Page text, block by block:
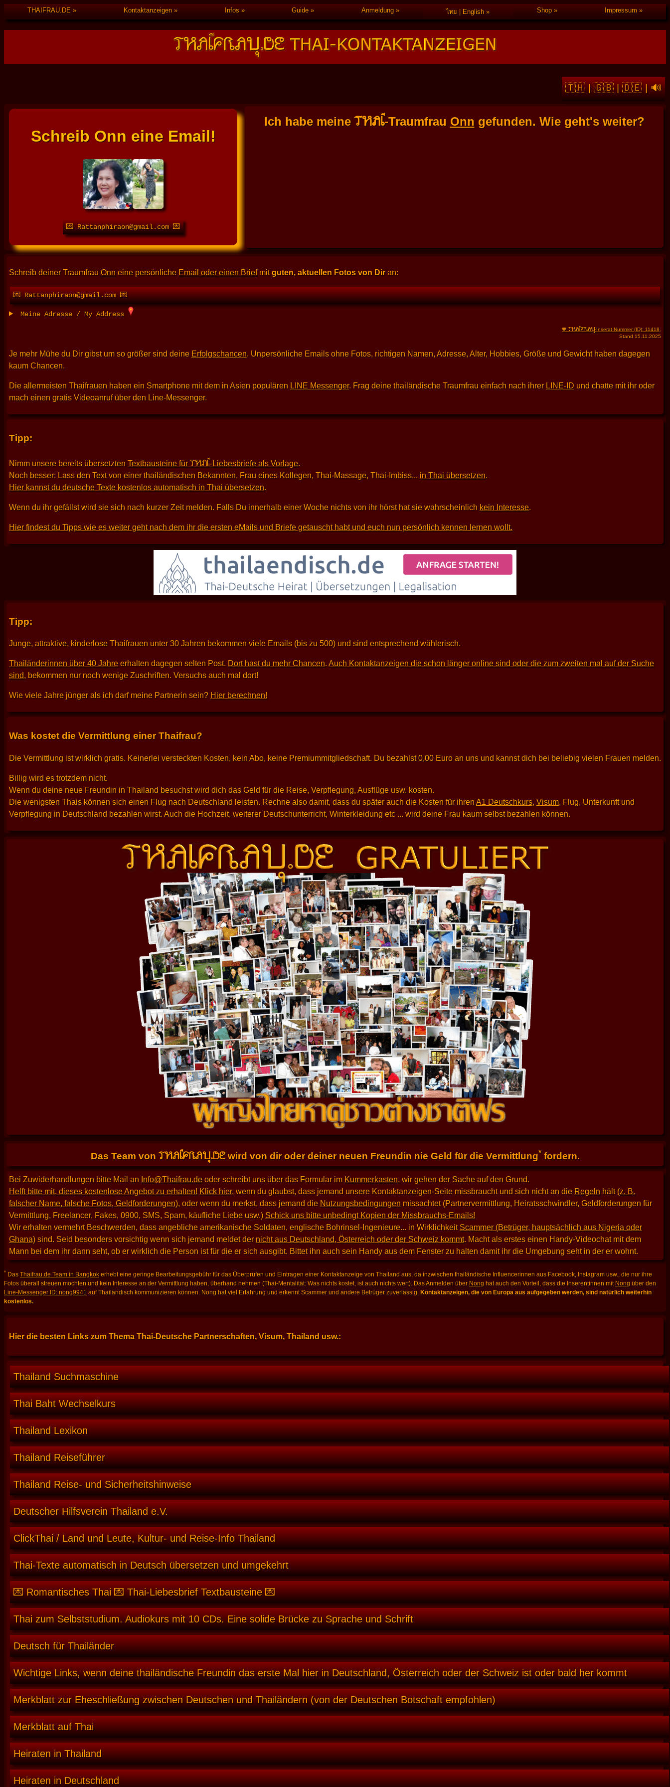
THAIFRAU.DE Kontaktanzeigen Infos Guide Anmeldung ไทย | English Shop Impressum
🇹🇭|🇬🇧|🇩🇪|🔊
Schreib Onn eine Email!
💌 Rattanphiraon@gmail.com 💌
Ich habe meineTHAI-Traumfrau Onngefunden. Wie geht's weiter?
Schreib deiner Traumfrau Onn eine persönliche Email oder einen Briefmitguten, aktuellen Fotos von Diran:
💌 Rattanphiraon@gmail.com 💌
Meine Adresse / My Address
🧡 THAIFRAU-Inserat Nummer (ID): 11418,
Stand 15.11.2025
Je mehr Mühe du Dir gibst um so größer sind deine Erfolgschancen. Unpersönliche Emails ohne Fotos, richtigen Namen, Adresse, Alter, Hobbies, Größe und Gewicht haben dagegen
kaum Chancen.
Die allermeisten Thaifrauen haben ein Smartphone mit dem in Asien populären LINE Messenger. Frag deine thailändische Traumfrau einfach nach ihrer LINE-ID und chatte mit ihr oder
mach einen gratis Videoanruf über den Line-Messenger.
Tipp:
Nimm unsere bereits übersetzten Textbausteine für THAI-Liebesbriefe als Vorlage.
Noch besser: Lass den Text von einer thailändischen Bekannten, Frau eines Kollegen, Thai-Massage, Thai-Imbiss... in Thai übersetzen.
Hier kannst du deutsche Texte kostenlos automatisch in Thai übersetzen.
Wenn du ihr gefällst wird sie sich nach kurzer Zeit melden. Falls Du innerhalb einer Woche nichts von ihr hörst hat sie wahrscheinlich kein Interesse.
Hier findest du Tipps wie es weiter geht nach dem ihr die ersten eMails und Briefe getauscht habt und euch nun persönlich kennen lernen wollt.
Tipp:
Junge, attraktive, kinderlose Thaifrauen unter 30 Jahren bekommen viele Emails (bis zu 500) und sind entsprechend wählerisch.
Thailänderinnen über 40 Jahre erhalten dagegen selten Post. Dort hast du mehr Chancen. Auch Kontaktanzeigen die schon länger online sind oder die zum zweiten mal auf der Suche
sind, bekommen nur noch wenige Zuschriften. Versuchs auch mal dort!
Wie viele Jahre jünger als ich darf meine Partnerin sein? Hier berechnen!
Was kostet die Vermittlung einer Thaifrau?
Die Vermittlung ist wirklich gratis. Keinerlei versteckten Kosten, kein Abo, keine Premiummitgliedschaft. Du bezahlst 0,00 Euro an uns und kannst dich bei beliebig vielen Frauen melden.
Billig wird es trotzdem nicht.
Wenn du deine neue Freundin in Thailand besuchst wird dich das Geld für die Reise, Verpflegung, Ausflüge usw. kosten.
Die wenigsten Thais können sich einen Flug nach Deutschland leisten. Rechne also damit, dass du später auch die Kosten für ihrenA1 Deutschkurs, Visum, Flug, Unterkunft und
Verpflegung in Deutschland bezahlen wirst. Auch die Hochzeit, weiterer Deutschunterricht, Winterkleidung etc ... wird deine Frau kaum selbst bezahlen können.
Das Team vonTHAIFRAU.DEwird von dir oder deiner neuen Freundin nie Geld für die Vermittlung*fordern.
Bei Zuwiderhandlungen bitte Mail an Info@Thaifrau.de oder schreibt uns über das Formular im Kummerkasten, wir gehen der Sache auf den Grund.
Helft bitte mit, dieses kostenlose Angebot zu erhalten! Klick hier, wenn du glaubst, dass jemand unsere Kontaktanzeigen-Seite missbraucht und sich nicht an die Regeln hält (z. B.
falscher Name, falsche Fotos, Geldforderungen), oder wenn du merkst, dass jemand die Nutzungsbedingungen missachtet (Partnervermittlung, Heiratsschwindler, Geldforderungen für
Vermittlung, Freelancer, Fakes, 0900, SMS, Spam, käufliche Liebe usw.) Schick uns bitte unbedingt Kopien der Missbrauchs-Emails!
Wir erhalten vermehrt Beschwerden, dass angebliche amerikanische Soldaten, englische Bohrinsel-Ingenieure... in Wirklichkeit Scammer (Betrüger, hauptsächlich aus Nigeria oder
Ghana)sind. Seid besonders vorsichtig wenn sich jemand meldet der nicht aus Deutschland, Österreich oder der Schweiz kommt. Macht als erstes einen Handy-Videochat mit dem
Mann bei dem ihr dann seht, ob er wirklich die Person ist für die er sich ausgibt. Bittet ihn auch sein Handy aus dem Fenster zu halten damit ihr die Umgebung seht in der er wohnt.
* Das Thaifrau.de Team in Bangkok erhebt eine geringe Bearbeitungsgebühr für das Überprüfen und Eintragen einer Kontaktanzeige von Thailand aus, da inzwischen thailändische Influencerinnen aus Facebook, Instagram usw., die nur ihre
Fotos überall streuen möchten und kein Interesse an der Vermittlung haben, überhand nehmen (Thai-Mentalität: Was nichts kostet, ist auch nichts wert). Das Anmelden über Nong hat auch den Vorteil, dass die Inserentinnen mit Nong über den
Line-Messenger ID: nong9941 auf Thailändisch kommunizieren können. Nong hat viel Erfahrung und erkennt Scammer und andere Betrüger zuverlässig. Kontaktanzeigen, die von Europa aus aufgegeben werden, sind natürlich weiterhin
kostenlos.
Hier die besten Links zum Thema Thai-Deutsche Partnerschaften, Visum, Thailand usw.:
Thailand Suchmaschine
Thai Baht Wechselkurs
Thailand Lexikon
Thailand Reiseführer
Thailand Reise- und Sicherheitshinweise
Deutscher Hilfsverein Thailand e.V.
ClickThai / Land und Leute, Kultur- und Reise-Info Thailand
Thai-Texte automatisch in Deutsch übersetzen und umgekehrt
💌 Romantisches Thai 💌 Thai-Liebesbrief Textbausteine 💌
Thai zum Selbststudium. Audiokurs mit 10 CDs. Eine solide Brücke zu Sprache und Schrift
Deutsch für Thailänder
Wichtige Links, wenn deine thailändische Freundin das erste Mal hier in Deutschland, Österreich oder der Schweiz ist oder bald her kommt
Merkblatt zur Eheschließung zwischen Deutschen und Thailändern (von der Deutschen Botschaft empfohlen)
Merkblatt auf Thai
Heiraten in Thailand
Heiraten in Deutschland